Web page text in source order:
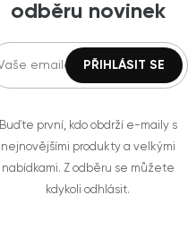
odběru novinek
Buďte první, kdo obdrží e-maily s
nejnovějšími produkty a velkými
nabídkami. Z odběru se můžete
kdykoli odhlásit.